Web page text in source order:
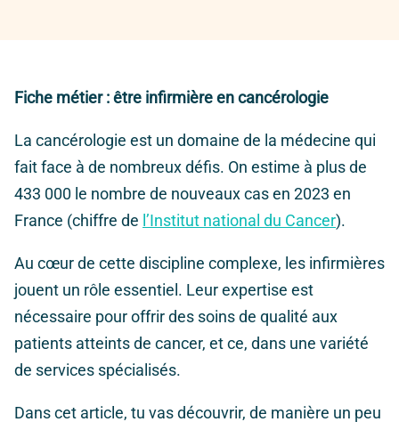
Fiche métier : être infirmière en cancérologie
La cancérologie est un domaine de la médecine qui
fait face à de nombreux défis. On estime à plus de
433 000 le nombre de nouveaux cas en 2023 en
France (chiffre de l’Institut national du Cancer).
Au cœur de cette discipline complexe, les infirmières
jouent un rôle essentiel. Leur expertise est
nécessaire pour offrir des soins de qualité aux
patients atteints de cancer, et ce, dans une variété
de services spécialisés.
Dans cet article, tu vas découvrir, de manière un peu